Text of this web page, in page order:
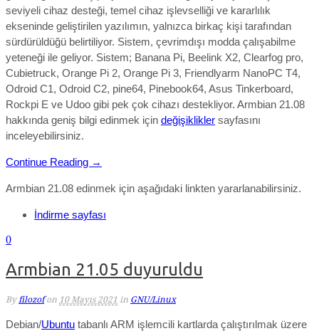
seviyeli cihaz desteği, temel cihaz işlevselliği ve kararlılık
ekseninde geliştirilen yazılımın, yalnızca birkaç kişi tarafından
sürdürüldüğü belirtiliyor. Sistem, çevrimdışı modda çalışabilme
yeteneği ile geliyor. Sistem; Banana Pi, Beelink X2, Clearfog pro,
Cubietruck, Orange Pi 2, Orange Pi 3, Friendlyarm NanoPC T4,
Odroid C1, Odroid C2, pine64, Pinebook64, Asus Tinkerboard,
Rockpi E ve Udoo gibi pek çok cihazı destekliyor. Armbian 21.08
hakkında geniş bilgi edinmek için değişiklikler sayfasını
inceleyebilirsiniz.
Continue Reading →
Armbian 21.08 edinmek için aşağıdaki linkten yararlanabilirsiniz.
İndirme sayfası
0
Armbian 21.05 duyuruldu
By filozof on 10 Mayıs 2021 in GNU/Linux
Debian/Ubuntu tabanlı ARM işlemcili kartlarda çalıştırılmak üzere